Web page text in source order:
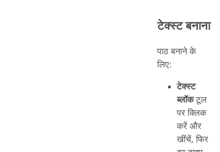
टेक्स्ट बनाना
पाठ बनाने के
लिए:
टेक्स्ट
ब्लॉकटूल
पर क्लिक
करें और
खींचें, फिर